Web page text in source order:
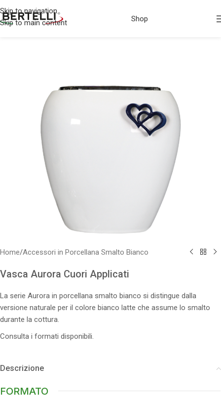
Skip to navigation
Skip to main content
Shop
Home/Accessori in Porcellana Smalto Bianco
Vasca Aurora Cuori Applicati
La serie Aurora in porcellana smalto bianco si distingue dalla
versione naturale per il colore bianco latte che assume lo smalto
durante la cottura.
Consulta i formati disponibili.
Descrizione
FORMATO